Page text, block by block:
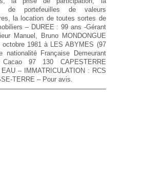
de portefeuilles de valeurs
la location de toutes sortes de
– DUREE : 99 ans -Gérant
Manuel, Bruno MONDONGUE
octobre 1981 à LES ABYMES (97
nationalité Française Demeurant
Cacao 97 130 CAPESTERRE
– IMMATRICULATION : RCS
TERRE – Pour avis.